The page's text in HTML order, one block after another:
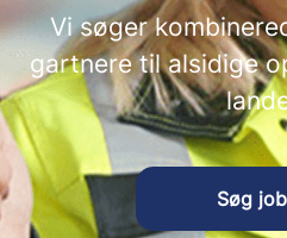
Vi søger
gartnere til alsidige
Søg